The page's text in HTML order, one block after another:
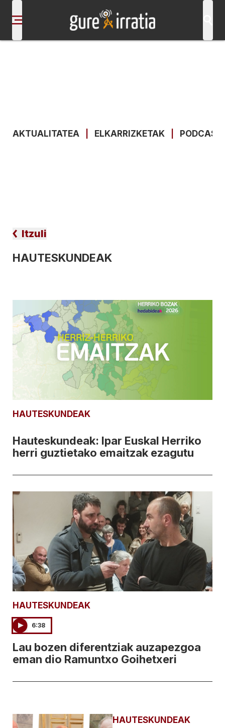
AKTUALITATEA ELKARRIZKETAK
Itzuli
HAUTESKUNDEAK
HAUTESKUNDEAK
Hauteskundeak: Ipar Euskal Herriko
herri guztietako emaitzak ezagutu
HAUTESKUNDEAK
6:38
Lau bozen diferentziak auzapezgoa
eman dio Ramuntxo Goihetxeri
HAUTESKUNDEAK